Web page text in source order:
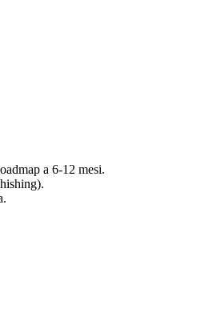
a 6-12 mesi.